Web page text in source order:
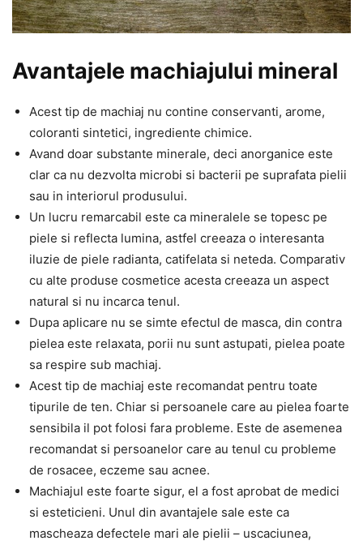
Avantajele machiajului mineral
Acest tip de machiaj nu contine conservanti, arome,
coloranti sintetici, ingrediente chimice.
Avand doar substante minerale, deci anorganice este
clar ca nu dezvolta microbi si bacterii pe suprafata pielii
sau in interiorul produsului.
Un lucru remarcabil este ca mineralele se topesc pe
piele si reflecta lumina, astfel creeaza o interesanta
iluzie de piele radianta, catifelata si neteda. Comparativ
cu alte produse cosmetice acesta creeaza un aspect
natural si nu incarca tenul.
Dupa aplicare nu se simte efectul de masca, din contra
pielea este relaxata, porii nu sunt astupati, pielea poate
sa respire sub machiaj.
Acest tip de machiaj este recomandat pentru toate
tipurile de ten. Chiar si persoanele care au pielea foarte
sensibila il pot folosi fara probleme. Este de asemenea
recomandat si persoanelor care au tenul cu probleme
de rosacee, eczeme sau acnee.
Machiajul este foarte sigur, el a fost aprobat de medici
si esteticieni. Unul din avantajele sale este ca
mascheaza defectele mari ale pielii – uscaciunea,